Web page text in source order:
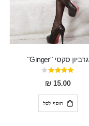
גרביון סקסי "Ginger"
דירוג:
80%
15.00 ₪
הוסף לסל